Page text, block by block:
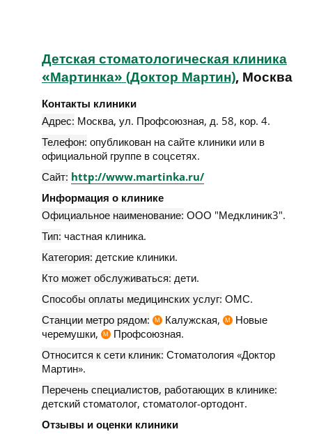
Детская стоматологическая клиника
«Мартинка» (Доктор Мартин), Москва
Контакты клиники
Адрес: Москва, ул. Профсоюзная, д. 58, кор. 4.
Телефон: опубликован на сайте клиники или в
официальной группе в соцсетях.
Сайт: http://www.martinka.ru/
Информация о клинике
Официальное наименование: ООО "Медклиник3".
Тип: частная клиника.
Категория: детские клиники.
Кто может обслуживаться: дети.
Способы оплаты медицинских услуг: ОМС.
Станции метро рядом:
М Калужская, М
Новые
черемушки,
М
Профсоюзная.
Относится к сети клиник: Стоматология «Доктор
Мартин».
Перечень специалистов, работающих в клинике:
детский стоматолог, стоматолог-ортодонт.
Отзывы и оценки клиники